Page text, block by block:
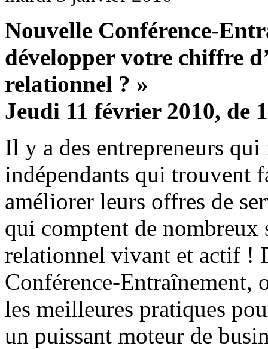
Nouvelle Conférence-
développer votre chiffre
relationnel ? »
Jeudi 11 février 2010, de
Il y a des entrepreneurs
indépendants qui trouvent
améliorer leurs offres de
qui comptent de nombreux
relationnel vivant et actif !
Conférence-Entraînement,
les meilleures pratiques
un puissant moteur de